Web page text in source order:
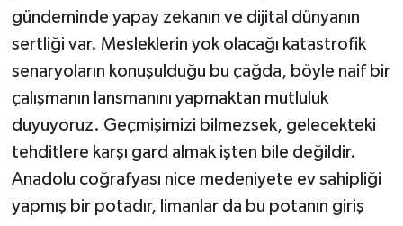
gündeminde yapay zekanın ve dijital dünyanın
sertliği var. Mesleklerin yok olacağı katastrofik
senaryoların konuşulduğu bu çağda, böyle naif bir
çalışmanın lansmanını yapmaktan mutluluk
duyuyoruz. Geçmişimizi bilmezsek, gelecekteki
tehditlere karşı gard almak işten bile değildir.
Anadolu coğrafyası nice medeniyete ev sahipliği
yapmış bir potadır, limanlar da bu potanın giriş